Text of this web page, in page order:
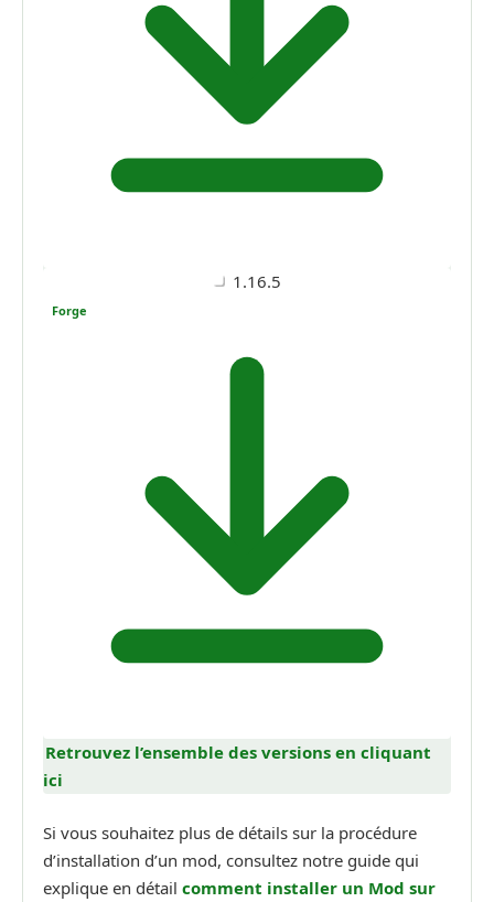
1.16.5
Forge
Retrouvez l’ensemble des versions en cliquant
ici
Si vous souhaitez plus de détails sur la procédure
d’installation d’un mod, consultez notre guide qui
explique en détail comment installer un Mod sur